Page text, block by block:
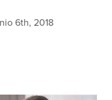
6th, 2018